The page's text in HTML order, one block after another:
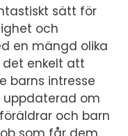
sätt för
och
en mängd olika
det enkelt att
barns intresse
uppdaterad om
och barn